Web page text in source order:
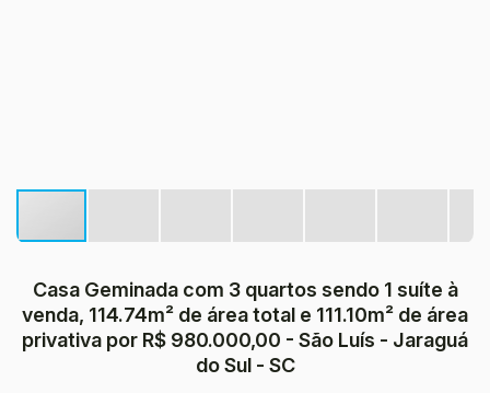
Casa Geminada com 3 quartos sendo 1 suíte à
venda, 114.74m² de área total e 111.10m² de área
privativa por R$ 980.000,00 - São Luís - Jaraguá
do Sul - SC